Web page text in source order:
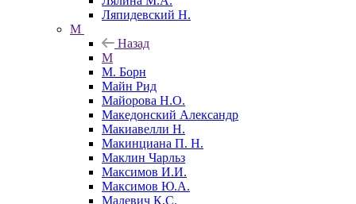
Ляпидевский Н.
М
Назад
М
М. Борн
Майн Рид
Майорова Н.О.
Македонский Александр
Макиавелли Н.
Макинциана П. Н.
Маклин Чарльз
Максимов И.И.
Максимов Ю.А.
Малевич К.С.